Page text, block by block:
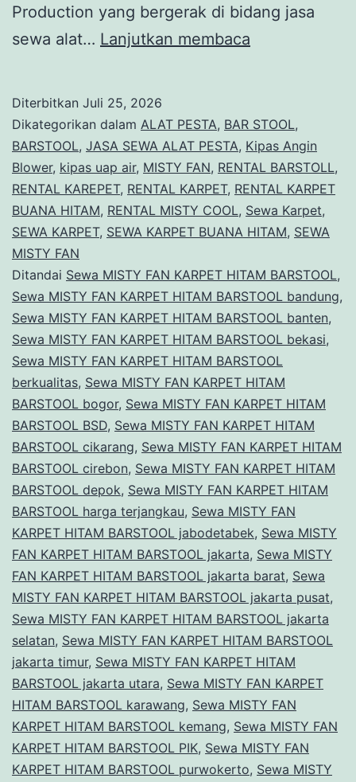
Production yang bergerak di bidang jasa
sewa alat… Lanjutkan membaca
KARPET
HITAM
BARSTOOL
Kemang
Diterbitkan Juli 25, 2026
Dikategorikan dalam ALAT PESTA, BAR STOOL,
BARSTOOL, JASA SEWA ALAT PESTA, Kipas Angin
Blower, kipas uap air, MISTY FAN, RENTAL BARSTOLL,
RENTAL KAREPET, RENTAL KARPET, RENTAL KARPET
BUANA HITAM, RENTAL MISTY COOL, Sewa Karpet,
SEWA KARPET, SEWA KARPET BUANA HITAM, SEWA
MISTY FAN
Ditandai Sewa MISTY FAN KARPET HITAM BARSTOOL,
Sewa MISTY FAN KARPET HITAM BARSTOOL bandung,
Sewa MISTY FAN KARPET HITAM BARSTOOL banten,
Sewa MISTY FAN KARPET HITAM BARSTOOL bekasi,
Sewa MISTY FAN KARPET HITAM BARSTOOL
berkualitas, Sewa MISTY FAN KARPET HITAM
BARSTOOL bogor, Sewa MISTY FAN KARPET HITAM
BARSTOOL BSD, Sewa MISTY FAN KARPET HITAM
BARSTOOL cikarang, Sewa MISTY FAN KARPET HITAM
BARSTOOL cirebon, Sewa MISTY FAN KARPET HITAM
BARSTOOL depok, Sewa MISTY FAN KARPET HITAM
BARSTOOL harga terjangkau, Sewa MISTY FAN
KARPET HITAM BARSTOOL jabodetabek, Sewa MISTY
FAN KARPET HITAM BARSTOOL jakarta, Sewa MISTY
FAN KARPET HITAM BARSTOOL jakarta barat, Sewa
MISTY FAN KARPET HITAM BARSTOOL jakarta pusat,
Sewa MISTY FAN KARPET HITAM BARSTOOL jakarta
selatan, Sewa MISTY FAN KARPET HITAM BARSTOOL
jakarta timur, Sewa MISTY FAN KARPET HITAM
BARSTOOL jakarta utara, Sewa MISTY FAN KARPET
HITAM BARSTOOL karawang, Sewa MISTY FAN
KARPET HITAM BARSTOOL kemang, Sewa MISTY FAN
KARPET HITAM BARSTOOL PIK, Sewa MISTY FAN
KARPET HITAM BARSTOOL purwokerto, Sewa MISTY